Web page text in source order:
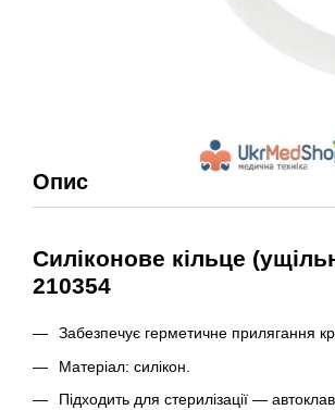
Опис
Силіконове кільце
210354
Забезпечує герметичне прилягання
Матеріал: силікон.
Підходить для стерилізації —